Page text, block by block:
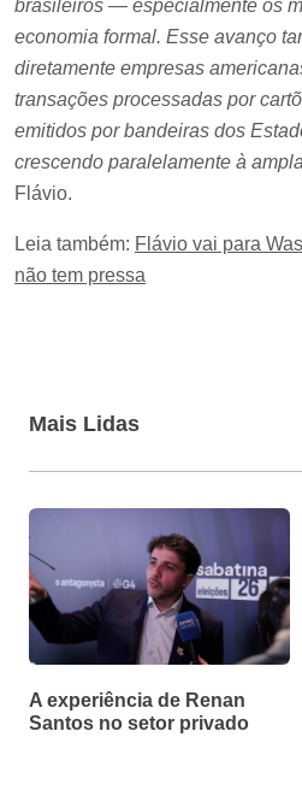
brasileiros — especialmente os
economia formal. Esse avanço
diretamente empresas
transações processadas por
emitidos por bandeiras dos
crescendo paralelamente à
Flávio.
Leia também: Flávio vai para
não tem pressa
Mais Lidas
A experiência de Renan
Santos no setor privado